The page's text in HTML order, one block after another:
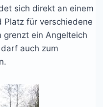
sich direkt an einem
Platz für verschiedene
ein Angelteich
auch zum